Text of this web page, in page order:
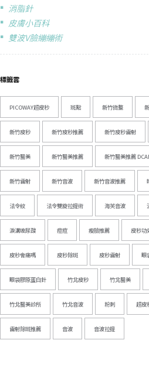
消脂針
皮膚小百科
雙波V臉繃繃術
標籤雲
PICOWAY超皮秒 斑點 新竹微整
新竹皮秒 新竹皮秒推薦 新竹皮秒雷射
新竹醫美 新竹醫美推薦 新竹醫美推薦
新竹雷射 新竹音波 新竹音波推薦
法令紋 法令雙旋拉提術 海芙音波
淚溝玻尿酸 痘痘 瘦臉推薦 皮秒功
皮秒會痛嗎 皮秒除斑 皮秒雷射 眼
眼袋膠原蛋白針 竹北皮秒 竹北醫美
竹北醫美診所 竹北音波 粉刺 超皮
雷射除斑推薦 音波 音波拉提